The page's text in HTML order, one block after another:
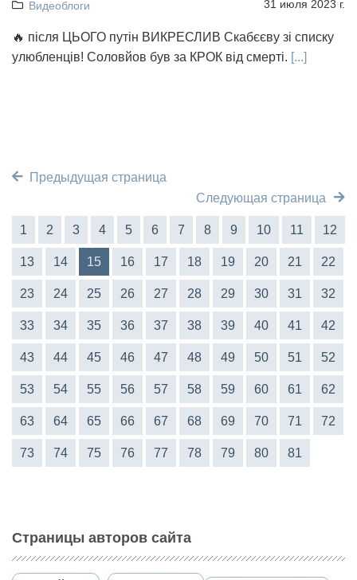
Видеоблоги 31 июля 2023 г.
🔥 після ЦЬОГО путін ВИКРЕСЛИВ Скабєєву зі списку
улюбленців! Соловйов був за КРОК від смерті. [...]
Предыдущая страница
Следующая страница
1 2 3 4 5 6 7 8 9 10 11 12
13 14 15 16 17 18 19 20 21 22
23 24 25 26 27 28 29 30 31 32
33 34 35 36 37 38 39 40 41 42
43 44 45 46 47 48 49 50 51 52
53 54 55 56 57 58 59 60 61 62
63 64 65 66 67 68 69 70 71 72
73 74 75 76 77 78 79 80 81
Страницы авторов сайта